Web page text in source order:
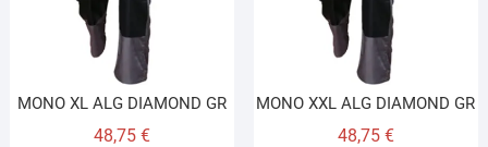
MONO XL ALG DIAMOND GR
48,75€
MONO XXL ALG DIAMOND GR
48,75 €